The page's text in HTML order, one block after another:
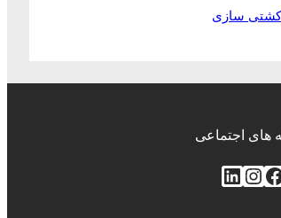
سازی
های اجتماعی
اینستاگرم لینکداین